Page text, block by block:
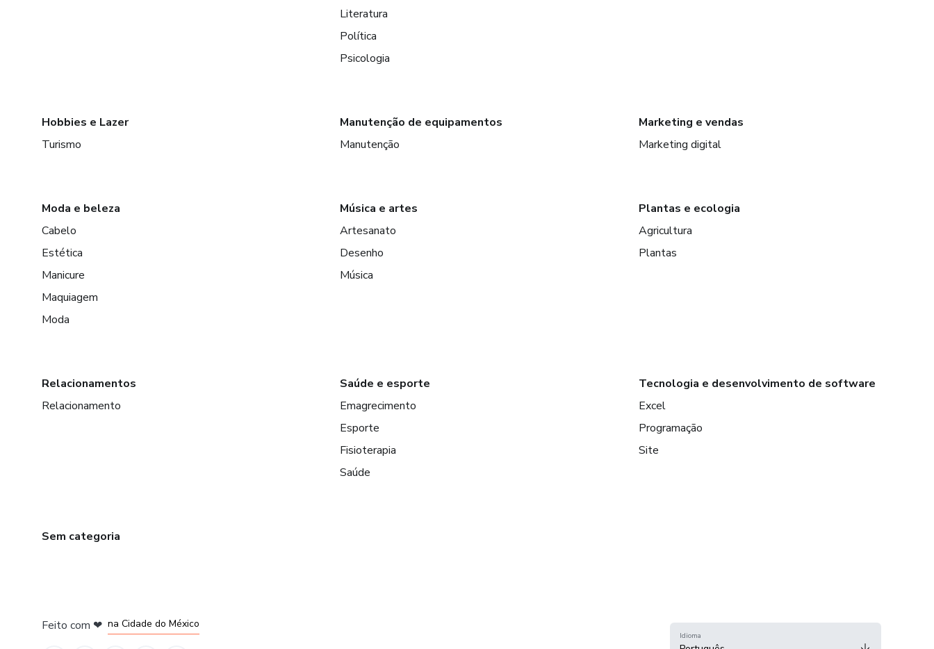
Literatura
Política
Psicologia
Hobbies e Lazer
Turismo
Manutenção de equipamentos
Manutenção
Marketing e vendas
Marketing digital
Moda e beleza
Cabelo
Estética
Manicure
Maquiagem
Moda
Música e artes
Artesanato
Desenho
Música
Plantas e ecologia
Agricultura
Plantas
Relacionamentos
Relacionamento
Saúde e esporte
Emagrecimento
Esporte
Fisioterapia
Saúde
Tecnologia e desenvolvimento de software
Excel
Programação
Site
Sem categoria
Feito com ❤ na Cidade do México
Idioma